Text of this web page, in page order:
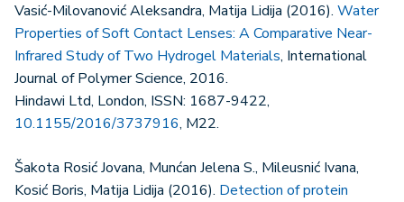
Vasić-Milovanović Aleksandra, Matija Lidija (2016). Water
Properties of Soft Contact Lenses: A Comparative Near-
Infrared Study of Two Hydrogel Materials, International
Journal of Polymer Science, 2016.
Hindawi Ltd, London, ISSN: 1687-9422,
10.1155/2016/3737916, M22.
Šakota Rosić Jovana, Munćan Jelena S., Mileusnić Ivana,
Kosić Boris, Matija Lidija (2016). Detection of protein